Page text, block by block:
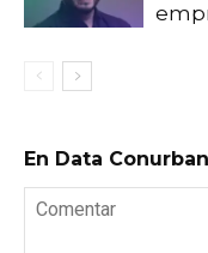
En Data